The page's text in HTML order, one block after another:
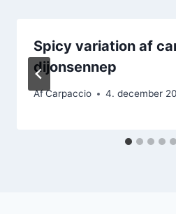
Spicy variation af
dijonsennep
AfCarpaccio 4. december